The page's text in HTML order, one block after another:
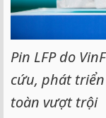
Pin LFP do
cứu, phát
toàn vượt trội